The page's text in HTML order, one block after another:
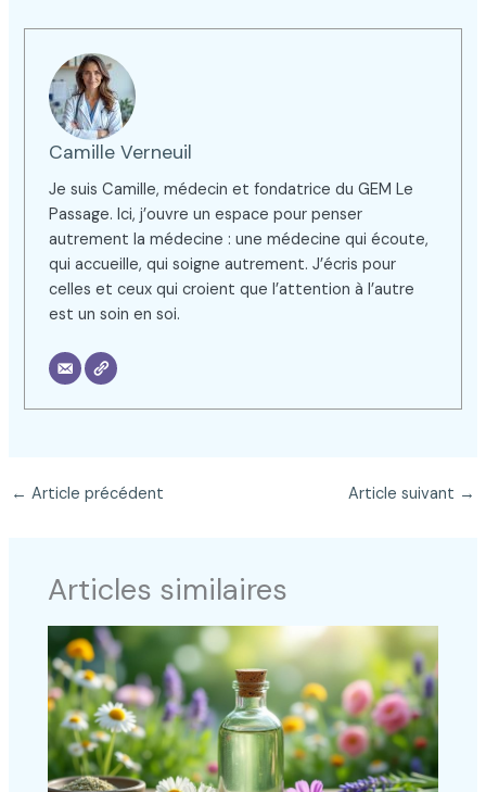
Camille Verneuil
Je suis Camille, médecin et fondatrice du GEM Le
Passage. Ici, j’ouvre un espace pour penser
autrement la médecine : une médecine qui écoute,
qui accueille, qui soigne autrement. J’écris pour
celles et ceux qui croient que l’attention à l’autre
est un soin en soi.
← Article précédent Article suivant →
Articles similaires